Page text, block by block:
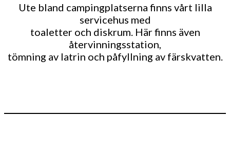
Ute bland campingplatserna finns vårt lilla
servicehus med
toaletter och diskrum. Här finns även
återvinningsstation,
tömning av latrin och påfyllning av färskvatten.